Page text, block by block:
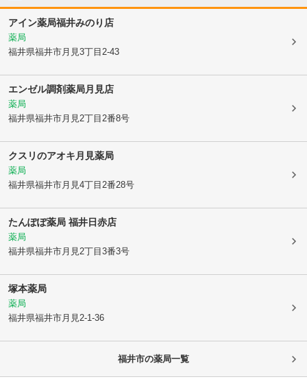
アイン薬局福井みのり店
薬局
福井県福井市月見3丁目2-43
エンゼル調剤薬局月見店
薬局
福井県福井市月見2丁目2番8号
クスリのアオキ月見薬局
薬局
福井県福井市月見4丁目2番28号
たんぽぽ薬局 福井日赤店
薬局
福井県福井市月見2丁目3番3号
塚本薬局
薬局
福井県福井市月見2-1-36
福井市の薬局一覧